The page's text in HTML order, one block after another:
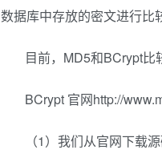
数据库中存放的密文进行比
目前，MD5和BCrypt比
BCrypt 官网http://
（1）我们从官网下载